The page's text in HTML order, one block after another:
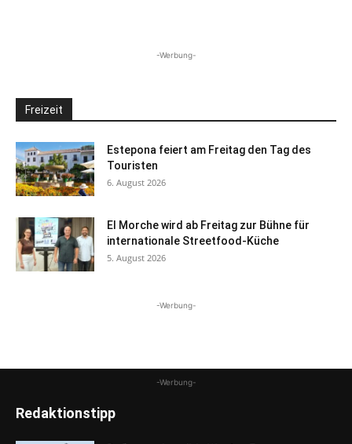
-Werbung-
Freizeit
Estepona feiert am Freitag den Tag des
Touristen
6. August 2026
El Morche wird ab Freitag zur Bühne für
internationale Streetfood-Küche
5. August 2026
-Werbung-
-Werbung-
Redaktionstipp